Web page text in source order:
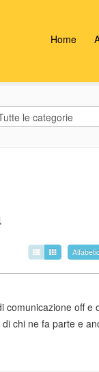
Home
comunicazione off e
chi ne fa parte e